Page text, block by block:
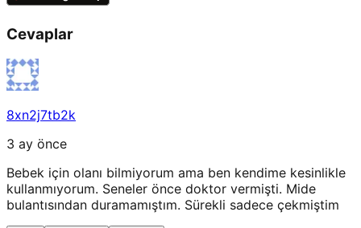
Cevaplar
8xn2j7tb2k
3 ay önce
Bebek için olanı bilmiyorum ama ben kendime kesinlikle
kullanmıyorum. Seneler önce doktor vermişti. Mide
bulantısından duramamıştım. Sürekli sadece çekmiştim